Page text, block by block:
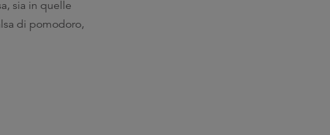
sia in quelle
di pomodoro,